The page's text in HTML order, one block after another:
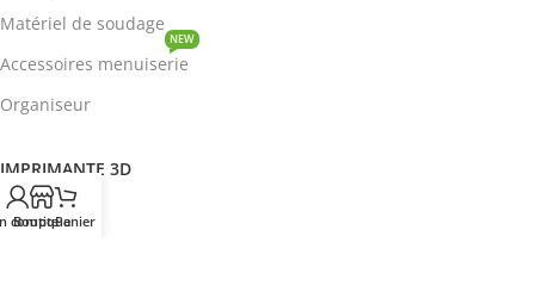
Matériel de soudage
Accessoires menuiserie
NEW
Organiseur
IMPRIMANTE 3D
ROBOTIQUE
compte
BoutiquePanier